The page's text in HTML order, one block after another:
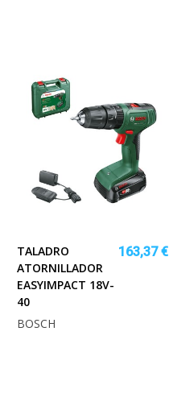
TALADRO
ATORNILLADOR
EASYIMPACT 18V-
40
163,37 €
BOSCH